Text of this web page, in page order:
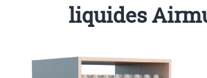
liquides